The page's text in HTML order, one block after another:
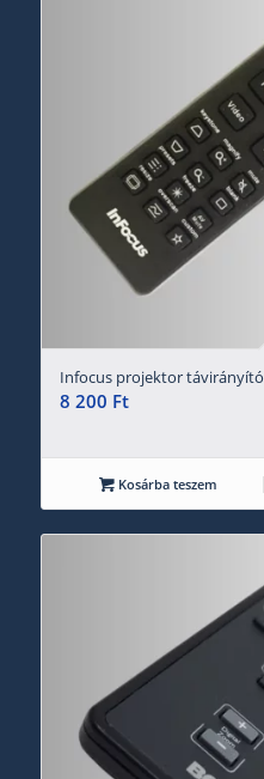
Infocus projektor távirányító
8 200 Ft
Kosárba teszem